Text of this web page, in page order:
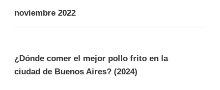
noviembre 2022
¿Dónde comer el mejor pollo frito en la
ciudad de Buenos Aires? (2024)